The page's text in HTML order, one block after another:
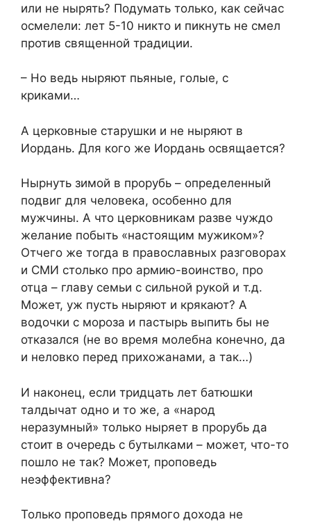
или не нырять? Подумать только, как сейчас
осмелели: лет 5-10 никто и пикнуть не смел
против священной традиции.
– Но ведь ныряют пьяные, голые, с
криками…
А церковные старушки и не ныряют в
Иордань. Для кого же Иордань освящается?
Нырнуть зимой в прорубь – определенный
подвиг для человека, особенно для
мужчины. А что церковникам разве чуждо
желание побыть «настоящим мужиком»?
Отчего же тогда в православных разговорах
и СМИ столько про армию-воинство, про
отца – главу семьи с сильной рукой и т.д.
Может, уж пусть ныряют и крякают? А
водочки с мороза и пастырь выпить бы не
отказался (не во время молебна конечно, да
и неловко перед прихожанами, а так…)
И наконец, если тридцать лет батюшки
талдычат одно и то же, а «народ
неразумный» только ныряет в прорубь да
стоит в очередь с бутылками – может, что-то
пошло не так? Может, проповедь
неэффективна?
Только проповедь прямого дохода не